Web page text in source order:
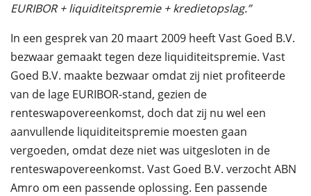
EURIBOR + liquiditeitspremie + kredietopslag.”
In een gesprek van 20 maart 2009 heeft Vast Goed B.V.
bezwaar gemaakt tegen deze liquiditeitspremie. Vast
Goed B.V. maakte bezwaar omdat zij niet profiteerde
van de lage EURIBOR-stand, gezien de
renteswapovereenkomst, doch dat zij nu wel een
aanvullende liquiditeitspremie moesten gaan
vergoeden, omdat deze niet was uitgesloten in de
renteswapovereenkomst. Vast Goed B.V. verzocht ABN
Amro om een passende oplossing. Een passende